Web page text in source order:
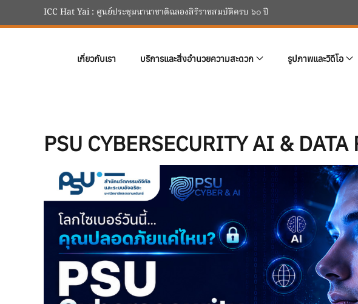
ICC Hat Yai : ศูนย์ประชุมนานาชาติฉลองสิริราชสมบัติครบ ๖๐ ปี
เกี่ยวกับเรา บริการและสิ่งอำนวยความสะดวก รูปภาพและวิดีโอ
PSU CYBERSECURITY AI &